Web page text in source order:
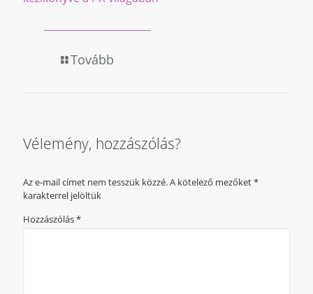
Tovább
Vélemény, hozzászólás?
Az e-mail címet nem tesszük közzé.A kötelező mezőket*
karakterrel jelöltük
Hozzászólás*